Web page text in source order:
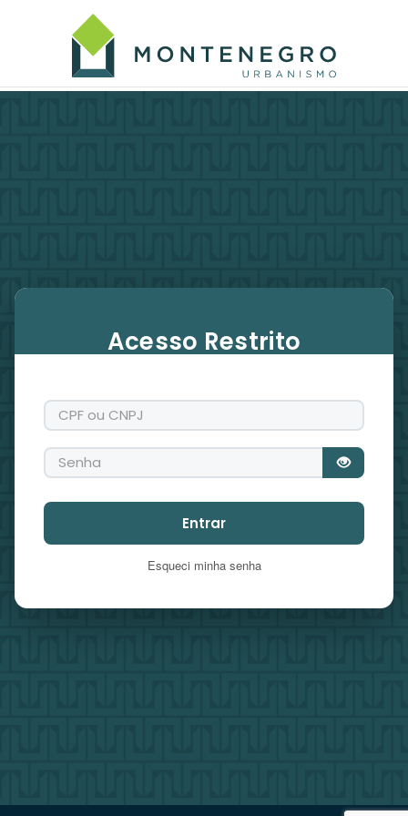
Acesso Restrito
Entrar
Esqueci minha senha